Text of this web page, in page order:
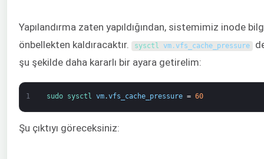
Yapılandırma zaten yapıldığından, sistemimiz inode
önbellekten kaldıracaktır.
sysctl vm.vfs_cache_pressure
şu şekilde daha kararlı bir ayara getirelim:
1 sudo sysctl vm.vfs_cache_pressure = 60
Şu çıktıyı göreceksiniz: